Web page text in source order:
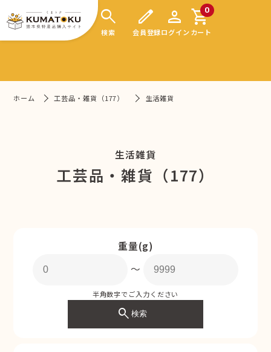
search
検索
edit
会員登録
person
ログイン
0
shopping_cart
カート
ホーム 工芸品・雑貨（177） 生活雑貨
生活雑貨
工芸品・雑貨（177）
重量(g)
〜
半角数字でご入力ください
search検索